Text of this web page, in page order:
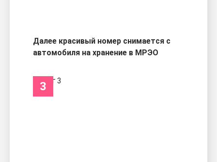
Далее красивый номер снимается с
автомобиля на хранение в МРЭО
3